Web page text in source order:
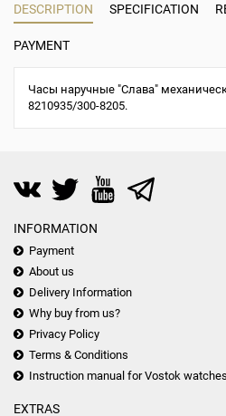
DESCRIPTION SPECIFICATION
PAYMENT
Часы наручные "Слава"
8210935/300-8205.
INFORMATION
Payment
About us
Delivery Information
Why buy from us?
Privacy Policy
Terms & Conditions
Instruction manual for Vostok watches
EXTRAS